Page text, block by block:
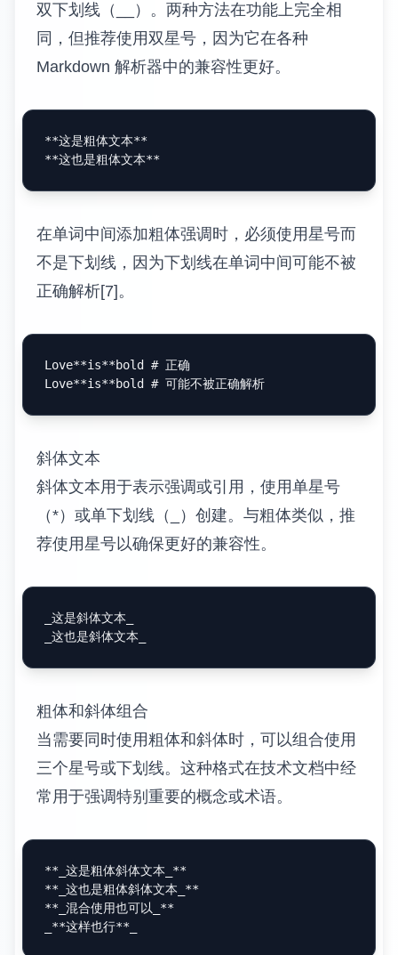
双下划线（__）。两种方法在功能上完全相
同，但推荐使用双星号，因为它在各种
Markdown 解析器中的兼容性更好。
**这是粗体文本**
**这也是粗体文本**
在单词中间添加粗体强调时，必须使用星号而
不是下划线，因为下划线在单词中间可能不被
正确解析[7]。
Love**is**bold # 正确
Love**is**
斜体文本
斜体文本用于表示强调或引用，使用单星号
（*）或单下划线（_）创建。与粗体类似，推
荐使用星号以确保更好的兼容性。
_这是斜体文本_
_这也是斜体文本_
粗体和斜体组合
当需要同时使用粗体和斜体时，可以组合使用
三个星号或下划线。这种格式在技术文档中经
常用于强调特别重要的概念或术语。
** _这是粗体斜体文本_ **
** _这也是粗体斜体文本_ **
** _混合使用也可以_ **
**这样也行**